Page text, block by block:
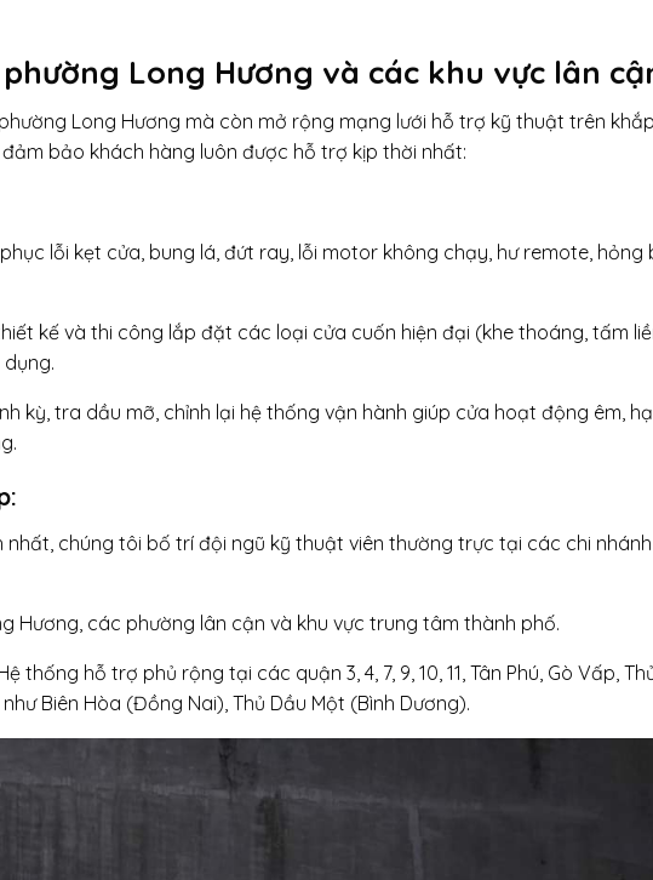
Long Hương và các khu vực lân
Long Hương mà còn mở rộng mạng lưới hỗ trợ kỹ thuật trên
bảo khách hàng luôn được hỗ trợ kịp thời nhất:
lỗi kẹt cửa, bung lá, đứt ray, lỗi motor không chạy, hư remote, hỏng
kế và thi công lắp đặt các loại cửa cuốn hiện đại (khe thoáng, tấm
kỳ, tra dầu mỡ, chỉnh lại hệ thống vận hành giúp cửa hoạt động êm,
chúng tôi bố trí đội ngũ kỹ thuật viên thường trực tại các chi
Hương, các phường lân cận và khu vực trung tâm thành phố.
thống hỗ trợ phủ rộng tại các quận 3, 4, 7, 9, 10, 11, Tân Phú, Gò Vấp,
Biên Hòa (Đồng Nai), Thủ Dầu Một (Bình Dương).